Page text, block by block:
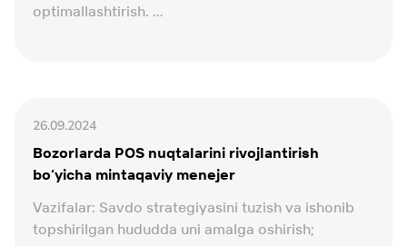
optimallashtirish. ...
26.09.2024
Bozorlarda POS nuqtalarini rivojlantirish
bo‘yicha mintaqaviy menejer
Vazifalar: Savdo strategiyasini tuzish va ishonib
topshirilgan hududda uni amalga oshirish;